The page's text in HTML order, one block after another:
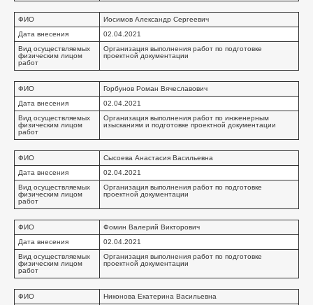
ФИО
Иосимов Александр Сергеевич
Дата внесения
02.04.2021
Вид осуществляемых
физическим лицом
работ
Организация выполнения работ по подготовке
проектной документации
ФИО
Горбунов Роман Вячеславович
Дата внесения
02.04.2021
Вид осуществляемых
физическим лицом
работ
Организация выполнения работ по инженерным
изысканиям и подготовке проектной документации
ФИО
Сысоева Анастасия Васильевна
Дата внесения
02.04.2021
Вид осуществляемых
физическим лицом
работ
Организация выполнения работ по подготовке
проектной документации
ФИО
Фомин Валерий Викторович
Дата внесения
02.04.2021
Вид осуществляемых
физическим лицом
работ
Организация выполнения работ по подготовке
проектной документации
ФИО
Никонова Екатерина Васильевна